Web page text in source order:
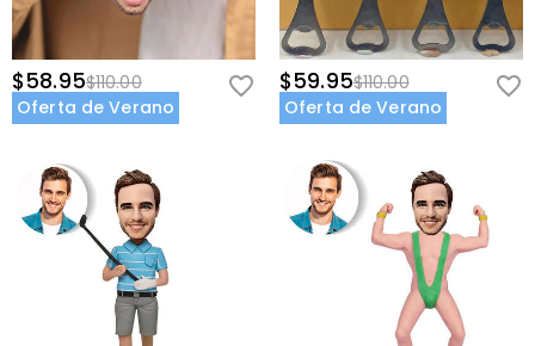
$58.95$110.00
Oferta de Verano
$59.95$110.00
Oferta de Verano